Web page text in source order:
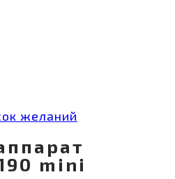
желаний
mini